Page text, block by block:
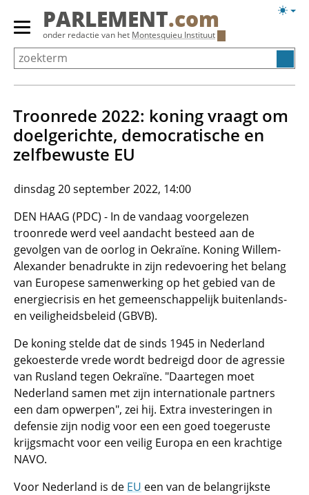
Overslaan
Primair
menu
tonen/verbergen
PARLEMENT.com
onder redactie van het Montesquieu Instituut
Troonrede 2022: koning vraagt om
doelgerichte, democratische en
zelfbewuste EU
dinsdag 20 september 2022, 14:00
DEN HAAG (PDC) - In de vandaag voorgelezen
troonrede werd veel aandacht besteed aan de
gevolgen van de oorlog in Oekraïne. Koning Willem-
Alexander benadrukte in zijn redevoering het belang
van Europese samenwerking op het gebied van de
energiecrisis en het gemeenschappelijk buitenlands-
en veiligheidsbeleid (GBVB).
De koning stelde dat de sinds 1945 in Nederland
gekoesterde vrede wordt bedreigd door de agressie
van Rusland tegen Oekraïne. "Daartegen moet
Nederland samen met zijn internationale partners
een dam opwerpen", zei hij. Extra investeringen in
defensie zijn nodig voor een een goed toegeruste
krijgsmacht voor een veilig Europa en een krachtige
NAVO.
Voor Nederland is de EU een van de belangrijkste